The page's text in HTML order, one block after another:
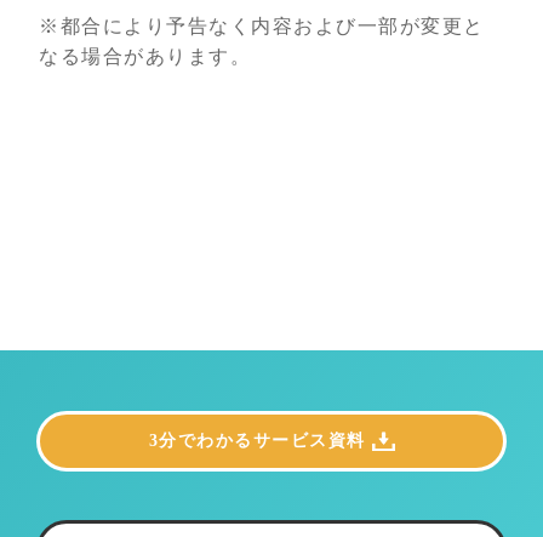
※都合により予告なく内容および一部が変更と
なる場合があります。
3分でわかるサービス資料